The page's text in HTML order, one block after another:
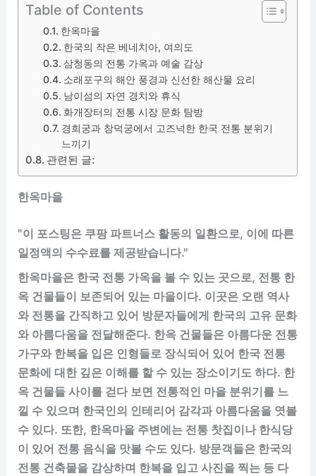
Table of Contents
한옥마을
한국의 작은 베네치아, 여의도
삼청동의 전통 가옥과 예술 감상
소래포구의 해안 풍경과 신선한 해산물 요리
남이섬의 자연 경치와 휴식
화개장터의 전통 시장 문화 탐방
경희궁과 창덕궁에서 고즈넉한 한국 전통 분위기
느끼기
관련된 글:
한옥마을
"이 포스팅은 쿠팡 파트너스 활동의 일환으로, 이에 따른
일정액의 수수료를 제공받습니다."
한옥마을은 한국 전통 가옥을 볼 수 있는 곳으로, 전통 한
옥 건물들이 보존되어 있는 마을이다. 이곳은 오랜 역사
와 전통을 간직하고 있어 방문자들에게 한국의 고유 문화
와 아름다움을 전달해준다. 한옥 건물들은 아름다운 전통
가구와 한복을 입은 인형들로 장식되어 있어 한국 전통
문화에 대한 깊은 이해를 할 수 있는 장소이기도 하다. 한
옥 건물들 사이를 걷다 보면 전통적인 마을 분위기를 느
낄 수 있으며 한국인의 인테리어 감각과 아름다움을 엿볼
수 있다. 또한, 한옥마을 주변에는 전통 찻집이나 한식당
이 있어 전통 음식을 맛볼 수도 있다. 방문객들은 한국의
전통 건축물을 감상하며 한복을 입고 사진을 찍는 등 다